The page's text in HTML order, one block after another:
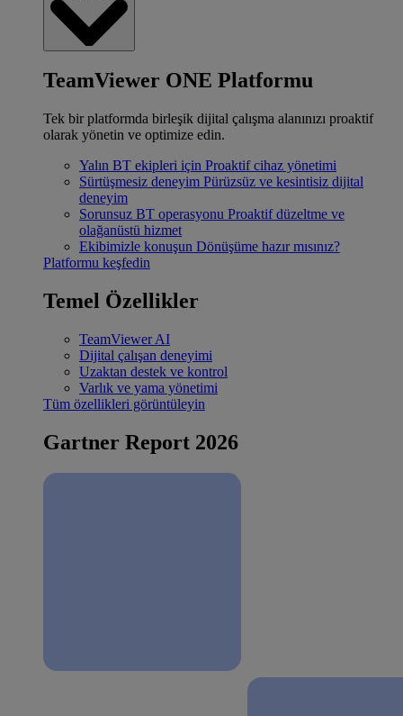
TeamViewer ONE Platformu
Tek bir platformda birleşik dijital çalışma alanınızı proaktif
olarak yönetin ve optimize edin.
Yalın BT ekipleri için Proaktif cihaz yönetimi
Sürtüşmesiz deneyim Pürüzsüz ve kesintisiz dijital
deneyim
Sorunsuz BT operasyonu Proaktif düzeltme ve
olağanüstü hizmet
Ekibimizle konuşun Dönüşüme hazır mısınız?
Platformu keşfedin
Temel Özellikler
TeamViewer AI
Dijital çalışan deneyimi
Uzaktan destek ve kontrol
Varlık ve yama yönetimi
Tüm özellikleri görüntüleyin
Gartner Report 2026